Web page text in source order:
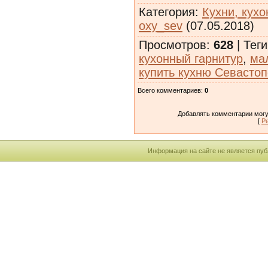
Категория: Кухни,
oxy_sev (07.05.2018)
Просмотров: 628 | Теги
кухонный гарнитур,
купить кухню
Всего комментариев: 0
Добавлять комментарии
[
Информация на сайте не является